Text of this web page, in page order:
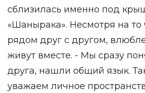
сблизилась именно под
«Шанырака». Несмотря на то
рядом друг с другом,
живут вместе. - Мы сразу
друга, нашли общий язык.
уважаем личное